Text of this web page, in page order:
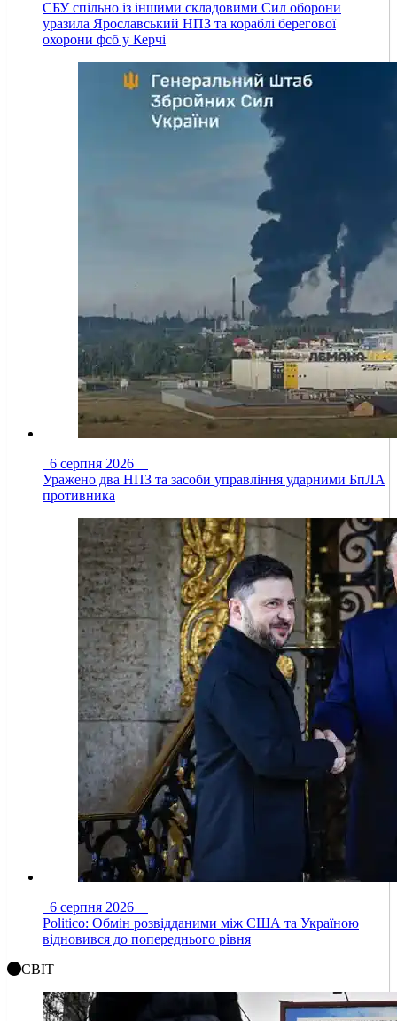
СБУ спільно із іншими складовими Сил оборони
уразила Ярославський НПЗ та кораблі берегової
охорони фсб у Керчі
6 серпня 2026
Уражено два НПЗ та засоби управління ударними БпЛА
противника
6 серпня 2026
Politico: Обмін розвідданими між США та Україною
відновився до попереднього рівня
СВІТ